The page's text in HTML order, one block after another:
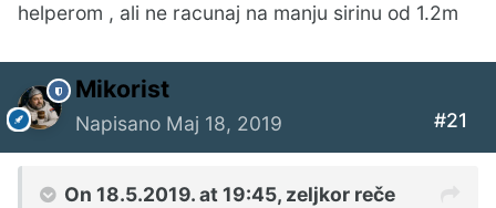
helperom , ali ne racunaj na manju sirinu od 1.2m
Mikorist
Napisano Maj 18, 2019 #21
On 18.5.2019. at 19:45, zeljkor reče